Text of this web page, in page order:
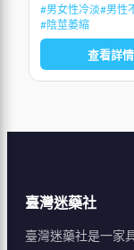
代，能多次射精並
高潮，房事後能迅
充精子，不會因
疲勞感和影響腎功
#男女性冷淡#男性
#陰莖萎縮
查看詳情
臺灣迷藥社
臺灣迷藥社是一家